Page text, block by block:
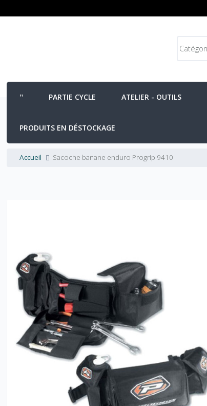
PARTIE CYCLE ATELIER - OUTILS
PRODUITS EN DÉSTOCKAGE
Accueil Sacoche banane enduro Progrip 9410